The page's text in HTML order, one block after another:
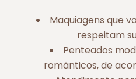
Maquiagens que
respeitam
Penteados
românticos, de